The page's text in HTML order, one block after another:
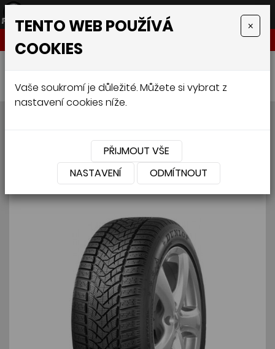
205/60 R 16 W.SPORT 5 96H XL (2)
TENTO WEB POUŽÍVÁ
COOKIES
×
Vaše soukromí je důležité. Můžete si vybrat z
nastavení cookies níže.
PŘIJMOUT VŠE
NASTAVENÍ
ODMÍTNOUT